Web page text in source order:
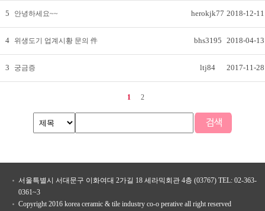
5 안녕하세요~~ herokjk77 2018-12-11
4 위생도기 업계시황 문의 件 bhs3195 2018-04-13
3 궁금증 ltj84 2017-11-28
1 2
서울특별시 서대문구 이화여대 2가길 18 세라믹회관 4층 (03767) TEL: 02-363-
0361~3
Copyright 2016 korea ceramic & tile industry co-o perative all right reserved